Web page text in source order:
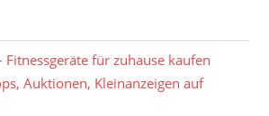
Fitnessgeräte für zuhause kaufen
Auktionen, Kleinanzeigen auf